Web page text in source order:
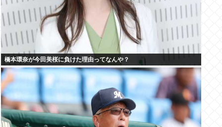
橋本環奈が今田美桜に負けた理由ってなんや？